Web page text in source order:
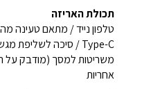
תכולת האריזה
משריטות למסך (מודבק
אחריות